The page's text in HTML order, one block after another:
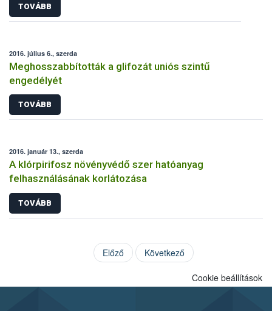
TOVÁBB
2016. július 6., szerda
Meghosszabbították a glifozát uniós szintű
engedélyét
TOVÁBB
2016. január 13., szerda
A klórpirifosz növényvédő szer hatóanyag
felhasználásának korlátozása
TOVÁBB
Előző Következő
Cookie beállítások